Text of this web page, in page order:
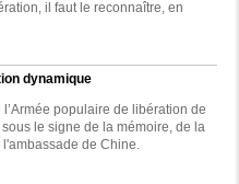
il faut le reconnaître, en
dynamique
populaire de libération de
le signe de la mémoire, de la
de Chine.